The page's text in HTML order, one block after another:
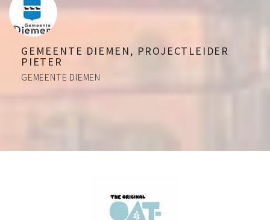
GEMEENTE DIEMEN, PROJECTLEIDER
PIETER
GEMEENTE DIEMEN